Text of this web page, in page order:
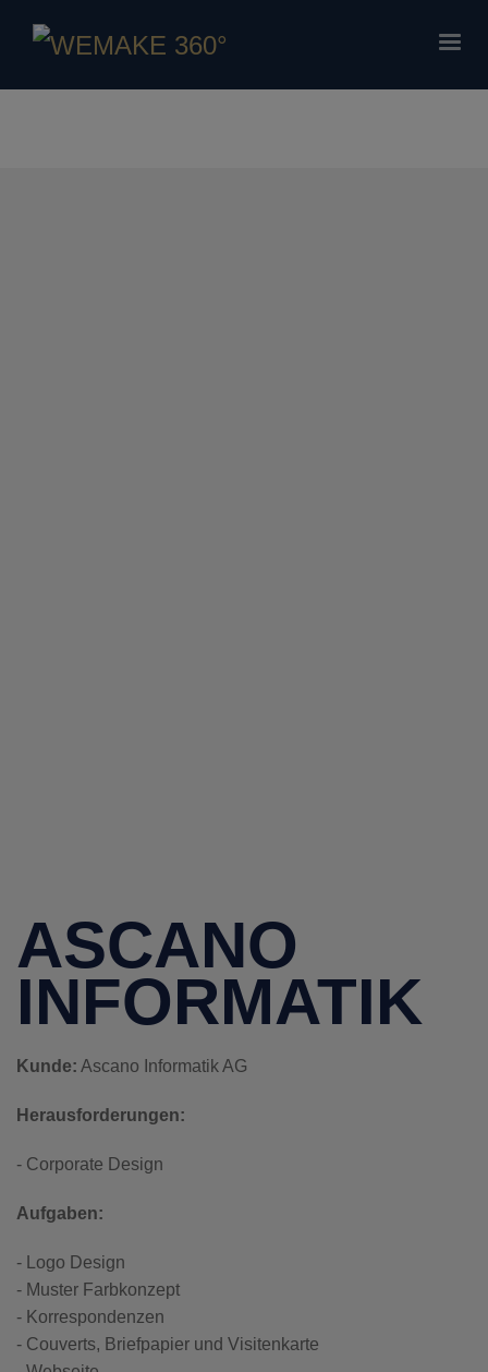
ASCANO
INFORMATIK
Kunde: Ascano Informatik AG
Herausforderungen:
- Corporate Design
Aufgaben:
- Logo Design
- Muster Farbkonzept
- Korrespondenzen
- Couverts, Briefpapier und Visitenkarte